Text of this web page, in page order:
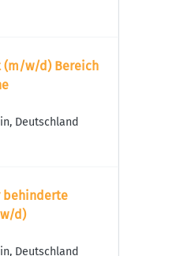
(m/w/d) Bereich
Deutschland
behinderte
(m/w/d)
Deutschland